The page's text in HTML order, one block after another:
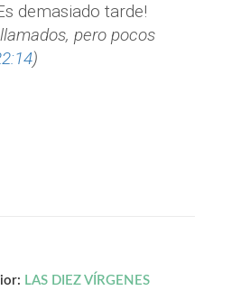
demasiado tarde!
pero pocos
)
LAS DIEZ VÍRGENES